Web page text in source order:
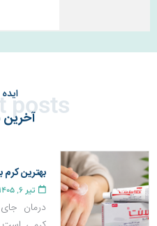
آخرین
posts
بهترین
تیر 6, 1405
درمان